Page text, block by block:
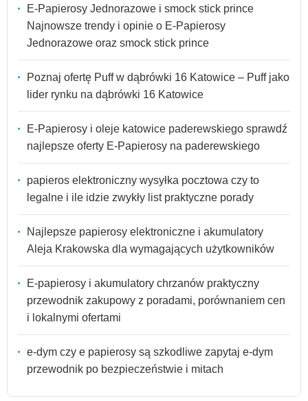
E-Papierosy Jednorazowe i smock stick prince
Najnowsze trendy i opinie o E-Papierosy
Jednorazowe oraz smock stick prince
Poznaj ofertę Puff w dąbrówki 16 Katowice – Puff jako
lider rynku na dąbrówki 16 Katowice
E-Papierosy i oleje katowice paderewskiego sprawdź
najlepsze oferty E-Papierosy na paderewskiego
papieros elektroniczny wysyłka pocztowa czy to
legalne i ile idzie zwykły list praktyczne porady
Najlepsze papierosy elektroniczne i akumulatory
Aleja Krakowska dla wymagających użytkowników
E-papierosy i akumulatory chrzanów praktyczny
przewodnik zakupowy z poradami, porównaniem cen
i lokalnymi ofertami
e-dym czy e papierosy są szkodliwe zapytaj e-dym
przewodnik po bezpieczeństwie i mitach